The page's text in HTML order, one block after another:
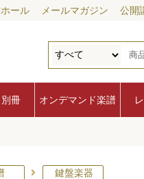
ール メールマガジン 公開
冊 オンデマンド楽譜
鍵盤楽器